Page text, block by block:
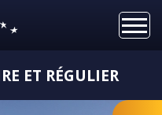
ET RÉGULIER